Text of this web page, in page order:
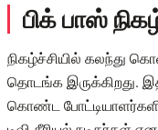
பிக் பாஸ்
நிகழ்ச்சியில் கலந்து
தொடங்க இருக்கிறது.
கொண்ட